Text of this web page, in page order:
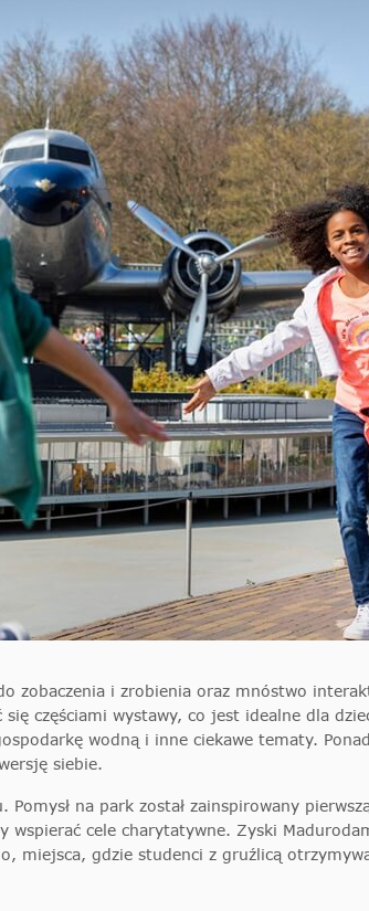
zobaczenia i zrobienia oraz mnóstwo
częściami wystawy, co jest idealne dla
wodną i inne ciekawe tematy.
siebie.
na park został zainspirowany
cele charytatywne. Zyski
miejsca, gdzie studenci z gruźlicą